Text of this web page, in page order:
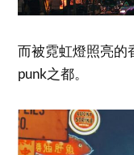
而被霓虹燈照亮的
punk之都。